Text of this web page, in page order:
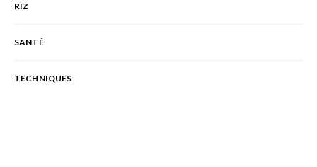
RIZ
SANTÉ
TECHNIQUES